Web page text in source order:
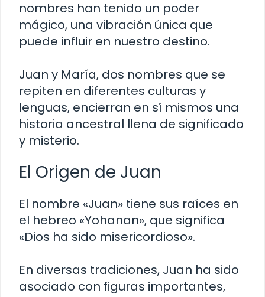
nombres han tenido un poder
mágico, una vibración única que
puede influir en nuestro destino.
Juan y María, dos nombres que se
repiten en diferentes culturas y
lenguas, encierran en sí mismos una
historia ancestral llena de significado
y misterio.
El Origen de Juan
El nombre «Juan» tiene sus raíces en
el hebreo «Yohanan», que significa
«Dios ha sido misericordioso».
En diversas tradiciones, Juan ha sido
asociado con figuras importantes,